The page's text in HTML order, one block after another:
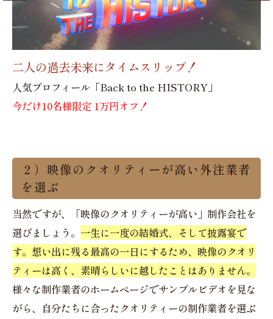
30代のプレ花嫁さんに大好評！
「レトロでエモいプロフィール」
今だけ10名様限定 1万円オフ！
２）映像のクオリティーが高い外注業者
を選ぶ
当然ですが、「映像のクオリティーが高い」制作会社を
選びましょう。 一生に一度の結婚式、そして披露宴で
す。想い出に残る最高の一日にするため、映像のクオリ
ティーは高く、素晴らしいに越したことはありません。
様々な制作業者のホームページでサンプルビデオを見な
がら、自分たちに合ったクオリティーの制作業者を選ぶ